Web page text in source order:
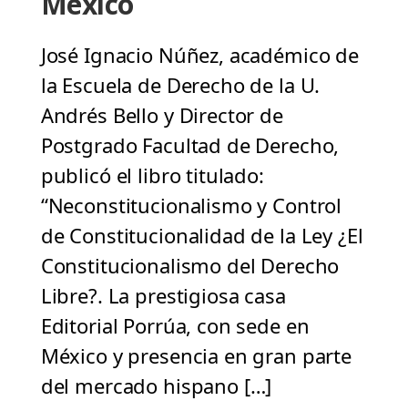
José Ignacio Núñez, académico de
la Escuela de Derecho de la U.
Andrés Bello y Director de
Postgrado Facultad de Derecho,
publicó el libro titulado:
“Neconstitucionalismo y Control
de Constitucionalidad de la Ley ¿El
Constitucionalismo del Derecho
Libre?. La prestigiosa casa
Editorial Porrúa, con sede en
México y presencia en gran parte
del mercado hispano […]